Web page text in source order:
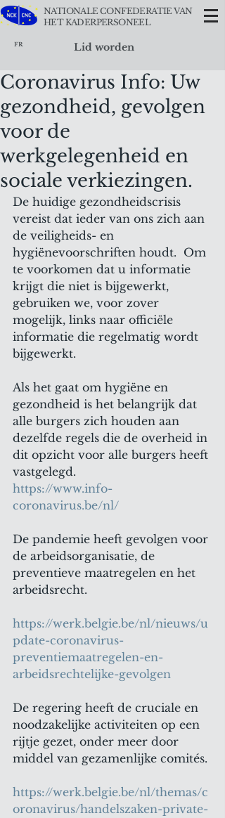
FR
NATIONALE CONFEDERATIE VAN
HET KADERPERSONEEL
Lid worden
Coronavirus Info: Uw
gezondheid, gevolgen
voor de
werkgelegenheid en
sociale verkiezingen.
De huidige gezondheidscrisis
vereist dat ieder van ons zich aan
de veiligheids- en
hygiënevoorschriften houdt.  Om
te voorkomen dat u informatie
krijgt die niet is bijgewerkt,
gebruiken we, voor zover
mogelijk, links naar officiële
informatie die regelmatig wordt
bijgewerkt.
Als het gaat om hygiëne en
gezondheid is het belangrijk dat
alle burgers zich houden aan
dezelfde regels die de overheid in
dit opzicht voor alle burgers heeft
vastgelegd.
https://www.info-
coronavirus.be/nl/
De pandemie heeft gevolgen voor
de arbeidsorganisatie, de
preventieve maatregelen en het
arbeidsrecht.
https://werk.belgie.be/nl/nieuws/u
pdate-coronavirus-
preventiemaatregelen-en-
arbeidsrechtelijke-gevolgen
De regering heeft de cruciale en
noodzakelijke activiteiten op een
rijtje gezet, onder meer door
middel van gezamenlijke comités.
https://werk.belgie.be/nl/themas/c
oronavirus/handelszaken-private-